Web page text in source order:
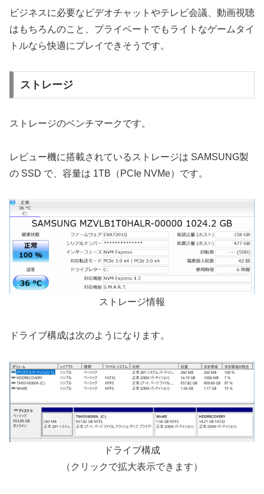
ビジネスに必要なビデオチャットやテレビ会議、動画視聴
はもちろんのこと、プライベートでもライトなゲームタイ
トルなら快適にプレイできそうです。
ストレージ
ストレージのベンチマークです。
レビュー機に搭載されているストレージは SAMSUNG製
の SSD で、容量は 1TB（PCIe NVMe）です。
ストレージ情報
ドライブ構成は次のようになります。
ドライブ構成
（クリックで拡大表示できます）